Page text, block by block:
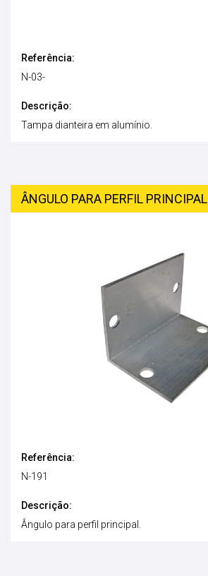
Referência:
N-03-
Descrição:
Tampa dianteira em alumínio.
ÂNGULO PARA PERFIL PRINCIPAL
Referência:
N-191
Descrição:
Ângulo para perfil principal.